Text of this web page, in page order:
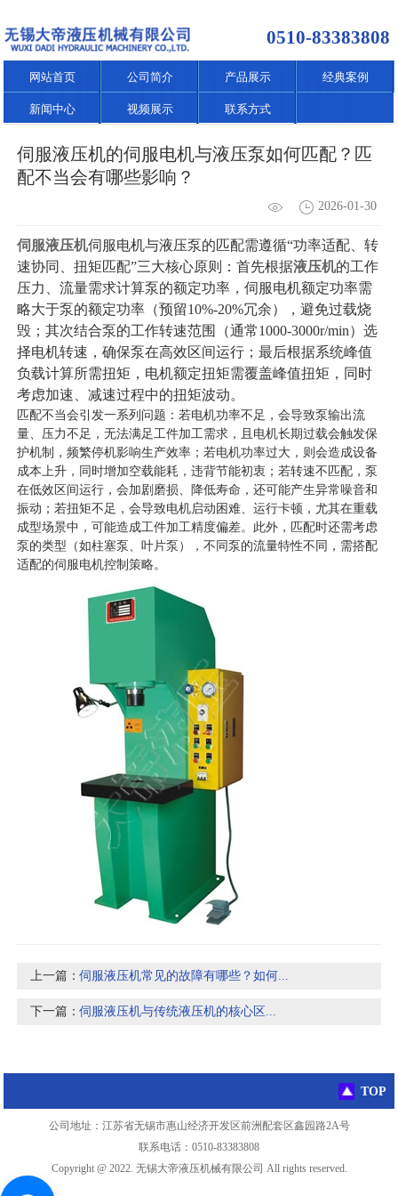
0510-83383808
网站首页 公司简介 产品展示 经典案例
新闻中心 视频展示 联系方式
伺服液压机的伺服电机与液压泵如何匹配？匹
配不当会有哪些影响？
2026-01-30
伺服液压机伺服电机与液压泵的匹配需遵循“功率适配、转
速协同、扭矩匹配”三大核心原则：首先根据液压机的工作
压力、流量需求计算泵的额定功率，伺服电机额定功率需
略大于泵的额定功率（预留10%-20%冗余），避免过载烧
毁；其次结合泵的工作转速范围（通常1000-3000r/min）选
择电机转速，确保泵在高效区间运行；最后根据系统峰值
负载计算所需扭矩，电机额定扭矩需覆盖峰值扭矩，同时
考虑加速、减速过程中的扭矩波动。
匹配不当会引发一系列问题：若电机功率不足，会导致泵输出流
量、压力不足，无法满足工件加工需求，且电机长期过载会触发保
护机制，频繁停机影响生产效率；若电机功率过大，则会造成设备
成本上升，同时增加空载能耗，违背节能初衷；若转速不匹配，泵
在低效区间运行，会加剧磨损、降低寿命，还可能产生异常噪音和
振动；若扭矩不足，会导致电机启动困难、运行卡顿，尤其在重载
成型场景中，可能造成工件加工精度偏差。此外，匹配时还需考虑
泵的类型（如柱塞泵、叶片泵），不同泵的流量特性不同，需搭配
适配的伺服电机控制策略。
上一篇：伺服液压机常见的故障有哪些？如何...
下一篇：伺服液压机与传统液压机的核心区...
TOP
公司地址：江苏省无锡市惠山经济开发区前洲配套区鑫园路2A号
联系电话：0510-83383808
Copyright @ 2022. 无锡大帝液压机械有限公司 All rights reserved.